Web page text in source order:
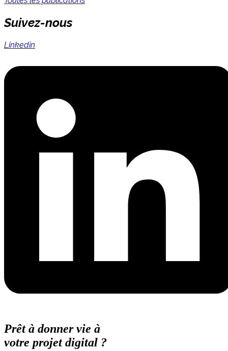
Suivez-nous
Linkedin
Prêt à donner vie à
votre projet digital ?